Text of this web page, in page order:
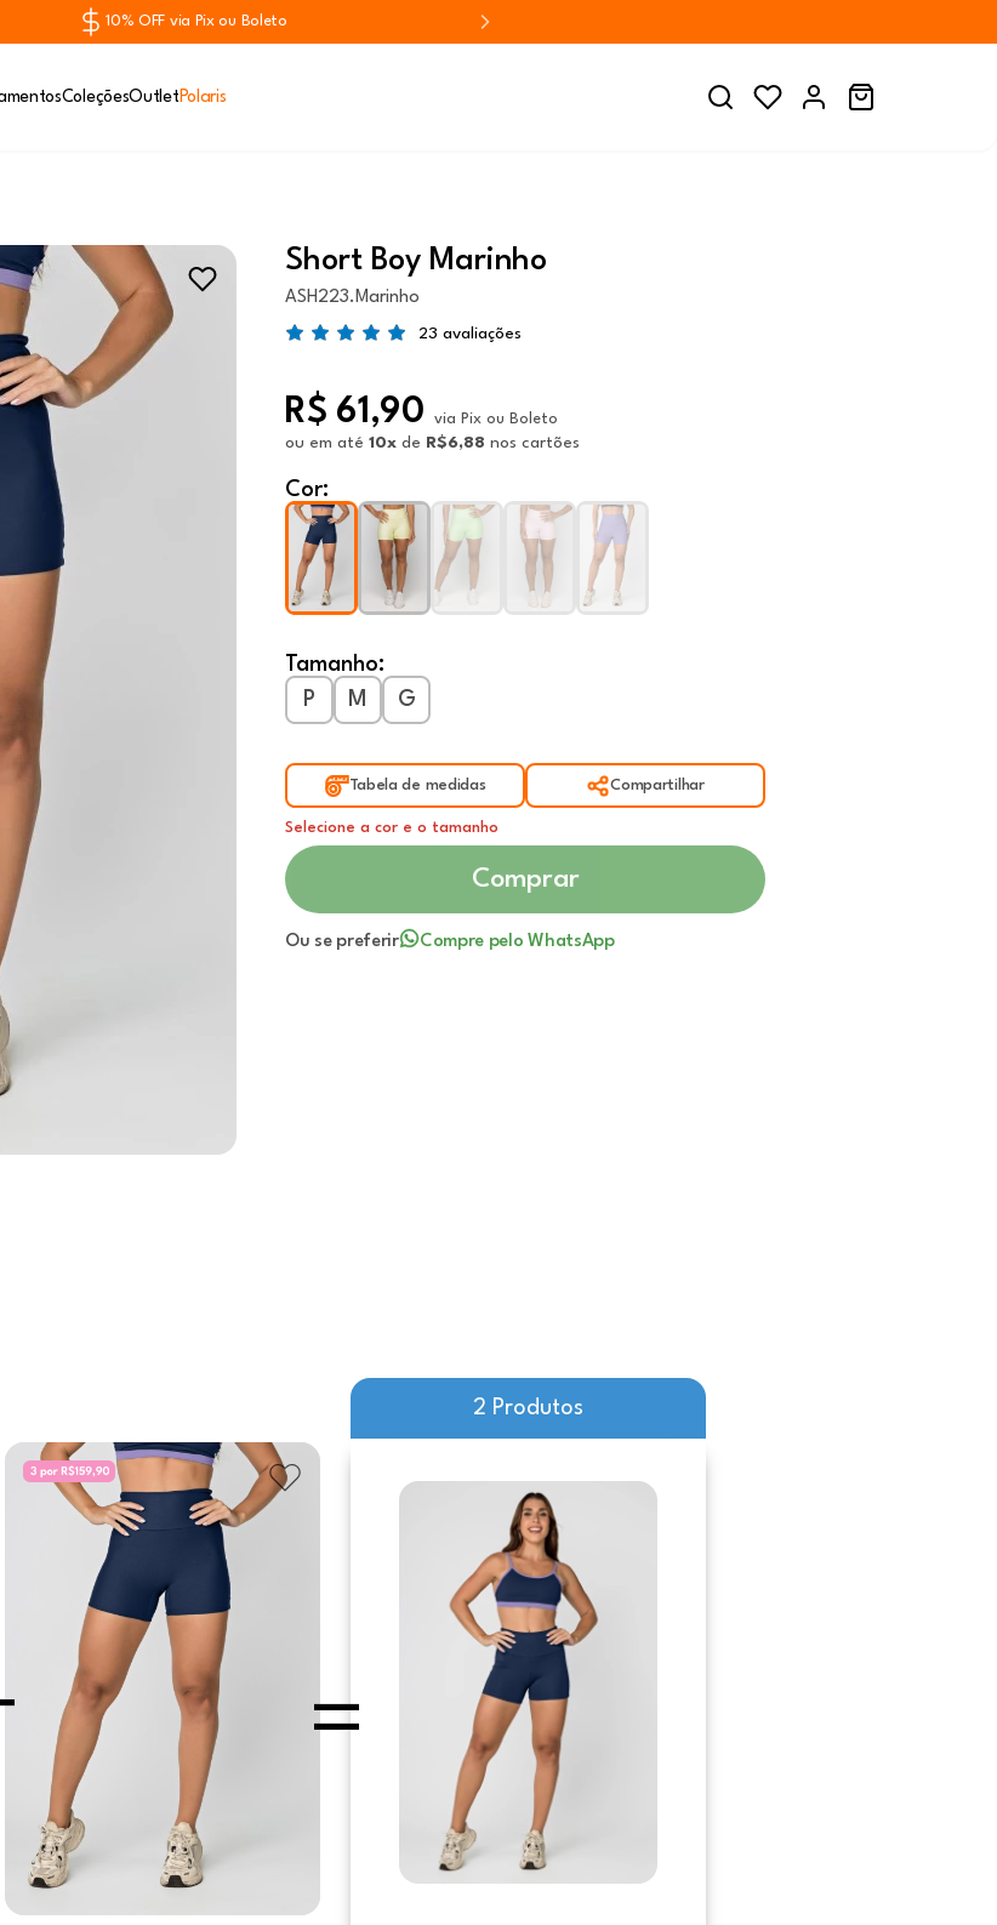
10% OFF via Pix ou Boleto
ColeçõesOutletPolaris
Short Boy Marinho
ASH223.Marinho
23 avaliações
R$ 61,90 via Pix ou Boleto
ou em até 10x de R$6,88 nos cartões
Cor:
Tamanho:
P
M G
Tabela de medidas Compartilhar
Selecione a cor e o tamanho
Comprar
Ou se preferir Compre pelo WhatsApp
2 Produtos